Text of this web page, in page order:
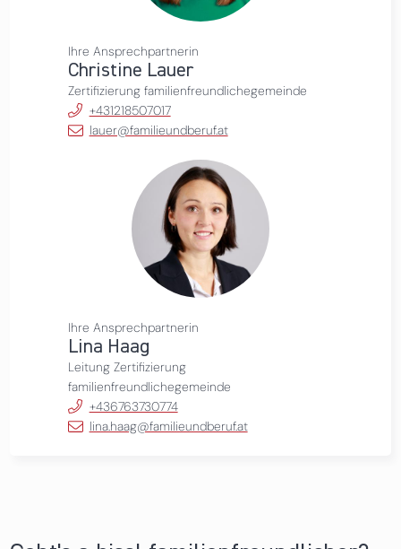
Ihre Ansprechpartnerin
Christine Lauer
Zertifizierung familienfreundlichegemeinde
+431218507017
lauer@familieundberuf.at
Ihre Ansprechpartnerin
Lina Haag
Leitung Zertifizierung
familienfreundlichegemeinde
+436763730774
lina.haag@familieundberuf.at